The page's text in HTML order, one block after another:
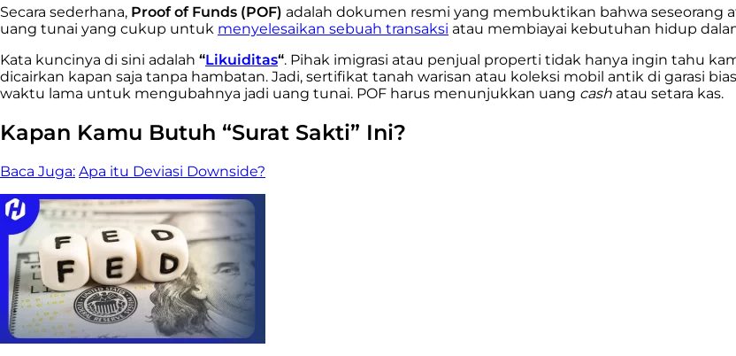
Secara sederhana, Proof of Funds (POF) adalah dokumen resmi yang membuktikan bahwa seseorang
uang tunai yang cukup untuk menyelesaikan sebuah transaksi atau membiayai kebutuhan hidup
Kata kuncinya di sini adalah “Likuiditas“. Pihak imigrasi atau penjual properti tidak hanya ingin tahu
dicairkan kapan saja tanpa hambatan. Jadi, sertifikat tanah warisan atau koleksi mobil antik di garasi
waktu lama untuk mengubahnya jadi uang tunai. POF harus menunjukkan uang cash atau setara kas.
Kapan Kamu Butuh “Surat Sakti” Ini?
Baca Juga: Apa itu Deviasi Downside?